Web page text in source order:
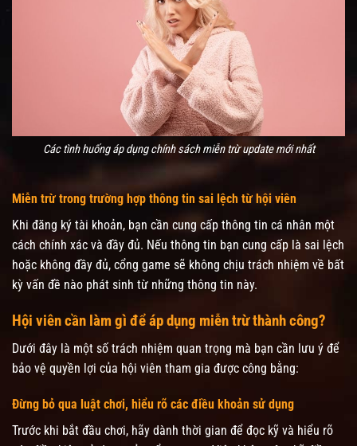
Các tình huống áp dụng chính sách miễn trừ update mới nhất
Miễn trừ trong trường hợp thông tin sai lệch từ hội viên
Khi đăng ký tài khoản, bạn cần cung cấp thông tin cá nhân một
cách chính xác và đầy đủ. Nếu thông tin bạn cung cấp là sai lệch
hoặc không đầy đủ, cổng game sẽ không chịu trách nhiệm về bất
kỳ vấn đề nào phát sinh từ những thông tin này.
Hội viên cần làm gì để áp dụng miễn trừ thành công?
Dưới đây là một số trách nhiệm quan trọng mà bạn cần lưu ý để
bảo vệ quyền lợi của hội viên tham gia được công bằng:
Đừng bỏ qua luật chơi, hiểu rõ các điều khoản sử dụng
Trước khi bắt đầu chơi, hãy dành thời gian để đọc kỹ và hiểu rõ